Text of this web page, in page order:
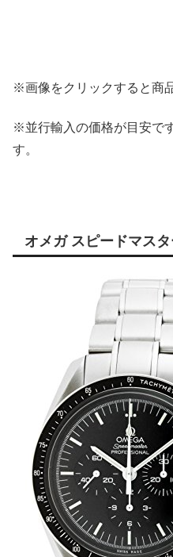
※画像をクリックすると商
※並行輸入の価格が目安で
す。
オメガ スピードマス